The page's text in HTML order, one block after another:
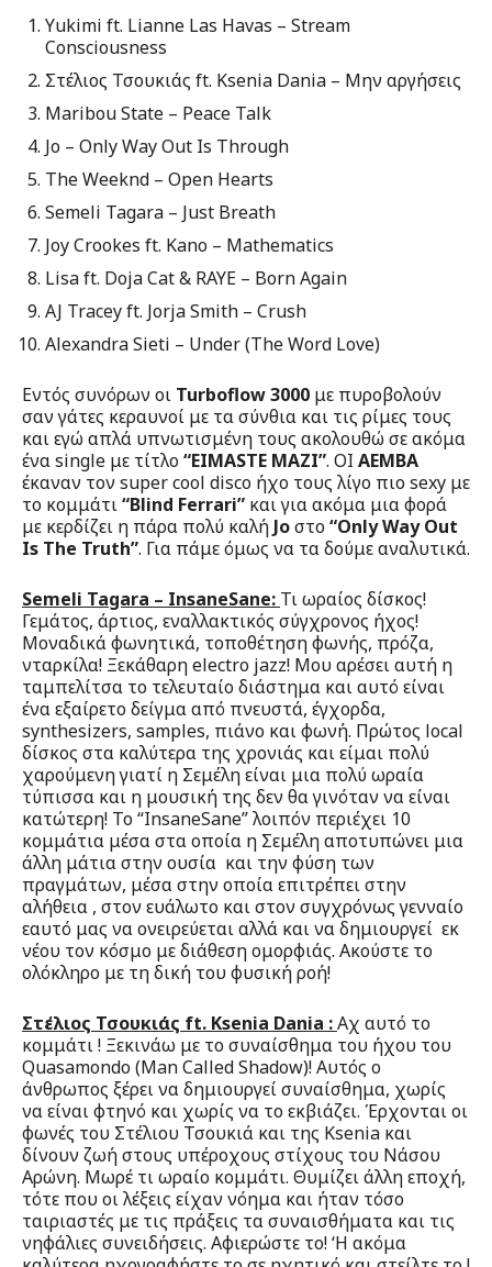
Yukimi ft. Lianne Las Havas – Stream
Consciousness
Στέλιος Τσουκιάς ft. Ksenia Dania – Μην αργήσεις
Maribou State – Peace Talk
Jo – Only Way Out Is Through
The Weeknd – Open Hearts
Semeli Tagara – Just Breath
Joy Crookes ft. Kano – Mathematics
Lisa ft. Doja Cat & RAYE – Born Again
AJ Tracey ft. Jorja Smith – Crush
Alexandra Sieti – Under (The Word Love)
Εντός συνόρων οι Turboflow 3000 με πυροβολούν
σαν γάτες κεραυνοί με τα σύνθια και τις ρίμες τους
και εγώ απλά υπνωτισμένη τους ακολουθώ σε ακόμα
ένα single με τίτλο“EIMASTE MAZI”. OI AEMBA
έκαναν τον super cool disco ήχο τους λίγο πιο sexy με
το κομμάτι“Blind Ferrari” και για ακόμα μια φορά
με κερδίζει η πάρα πολύ καλή Joστο“OnlyWayOut
Is The Truth”. Για πάμε όμως να τα δούμε αναλυτικά.
Semeli Tagara – InsaneSane: Τι ωραίος δίσκος!
Γεμάτος, άρτιος, εναλλακτικός σύγχρονος ήχος!
Μοναδικά φωνητικά, τοποθέτηση φωνής, πρόζα,
νταρκίλα! Ξεκάθαρη electro jazz! Μου αρέσει αυτή η
ταμπελίτσα το τελευταίο διάστημα και αυτό είναι
ένα εξαίρετο δείγμα από πνευστά, έγχορδα,
synthesizers, samples, πιάνο και φωνή. Πρώτος local
δίσκος στα καλύτερα της χρονιάς και είμαι πολύ
χαρούμενη γιατί η Σεμέλη είναι μια πολύ ωραία
τύπισσα και η μουσική της δεν θα γινόταν να είναι
κατώτερη! Το “InsaneSane” λοιπόν περιέχει 10
κομμάτια μέσα στα οποία η Σεμέλη αποτυπώνει μια
άλλη μάτια στην ουσία και την φύση των
πραγμάτων, μέσα στην οποία επιτρέπει στην
αλήθεια , στον ευάλωτο και στον συγχρόνως γενναίο
εαυτό μας να ονειρεύεται αλλά και να δημιουργεί εκ
νέου τον κόσμο με διάθεση ομορφιάς. Ακούστε το
ολόκληρο με τη δική του φυσική ροή!
Στέλιος Τσουκιάς ft. Ksenia Dania :Αχ αυτό το
κομμάτι ! Ξεκινάω με το συναίσθημα του ήχου του
Quasamondo (Man Called Shadow)! Aυτός ο
άνθρωπος ξέρει να δημιουργεί συναίσθημα, χωρίς
να είναι φτηνό και χωρίς να το εκβιάζει. Έρχονται οι
φωνές του Στέλιου Τσουκιά και της Ksenia και
δίνουν ζωή στους υπέροχους στίχους του Νάσου
Αρώνη. Μωρέ τι ωραίο κομμάτι. Θυμίζει άλλη εποχή,
τότε που οι λέξεις είχαν νόημα και ήταν τόσο
ταιριαστές με τις πράξεις τα συναισθήματα και τις
νηφάλιες συνειδήσεις. Αφιερώστε το! ‘Η ακόμα